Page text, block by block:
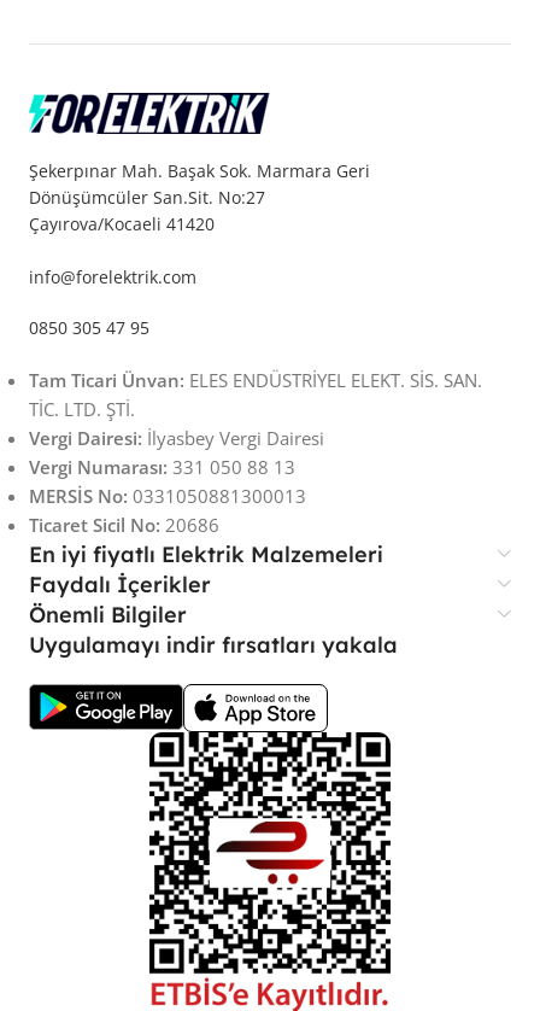
Şekerpınar Mah. Başak Sok. Marmara Geri
Dönüşümcüler San.Sit. No:27
Çayırova/Kocaeli 41420
info@forelektrik.com
0850 305 47 95
Tam Ticari Ünvan: ELES ENDÜSTRİYEL ELEKT. SİS. SAN.
TİC. LTD. ŞTİ.
Vergi Dairesi: İlyasbey Vergi Dairesi
Vergi Numarası: 331 050 88 13
MERSİS No: 0331050881300013
Ticaret Sicil No: 20686
En iyi fiyatlı Elektrik Malzemeleri
Faydalı İçerikler
Önemli Bilgiler
Uygulamayı indir fırsatları yakala